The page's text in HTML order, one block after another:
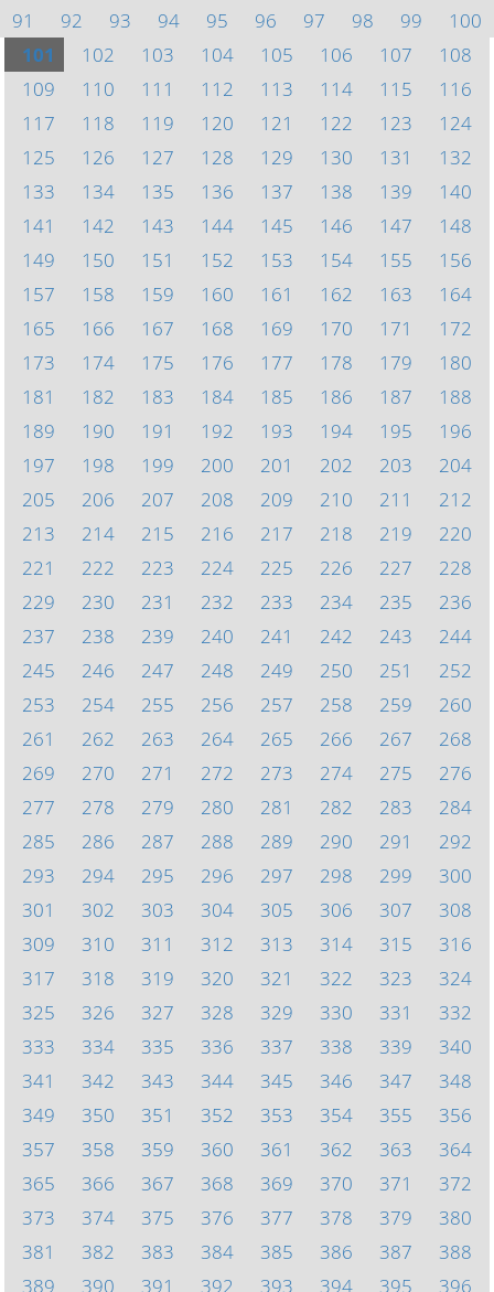
91
92 93 94 95 96 97 98 99
100
101
102 103 104 105 106 107
108
109
110 111 112 113 114 115
116
117
118 119 120 121 122 123
124
125
126 127 128 129 130 131
132
133
134 135 136 137 138 139
140
141
142 143 144 145 146 147
148
149
150 151 152 153 154 155
156
157
158 159 160 161 162 163
164
165
166 167 168 169 170 171
172
173
174 175 176 177 178 179
180
181
182 183 184 185 186 187
188
189
190 191 192 193 194 195
196
197
198 199 200 201 202 203
204
205
206 207 208 209 210 211
212
213
214 215 216 217 218 219
220
221
222 223 224 225 226 227
228
229
230 231 232 233 234 235
236
237
238 239 240 241 242 243
244
245
246 247 248 249 250 251
252
253
254 255 256 257 258 259
260
261
262 263 264 265 266 267
268
269
270 271 272 273 274 275
276
277
278 279 280 281 282 283
284
285
286 287 288 289 290 291
292
293
294 295 296 297 298 299
300
301
302 303 304 305 306 307
308
309
310 311 312 313 314 315
316
317
318 319 320 321 322 323
324
325
326 327 328 329 330 331
332
333
334 335 336 337 338 339
340
341
342 343 344 345 346 347
348
349
350 351 352 353 354 355
356
357
358 359 360 361 362 363
364
365
366 367 368 369 370 371
372
373
374 375 376 377 378 379
380
381
382 383 384 385 386 387
388
389
390 391 392 393 394 395 396